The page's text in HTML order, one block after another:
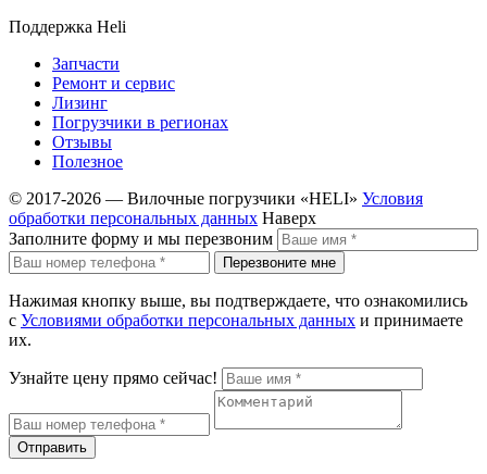
Поддержка Heli
Запчасти
Ремонт и сервис
Лизинг
Погрузчики в регионах
Отзывы
Полезное
© 2017-2026 — Вилочные погрузчики «HELI» Условия
обработки персональных данных Наверх
Заполните форму и мы перезвоним
Перезвоните мне
Нажимая кнопку выше, вы подтверждаете, что ознакомились
с Условиями обработки персональных данных и принимаете
их.
Узнайте цену прямо сейчас!
Отправить